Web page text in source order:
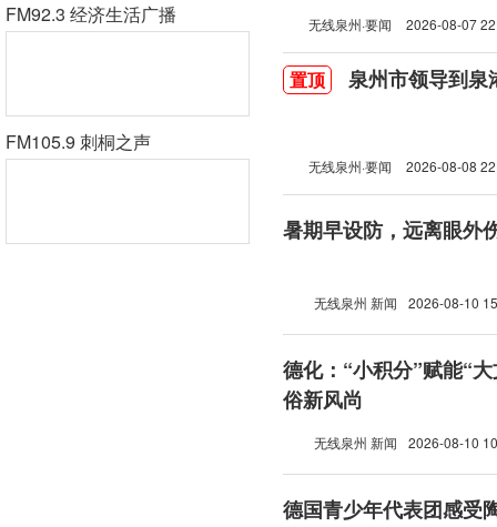
FM92.3 经济生活广播
FM105.9 刺桐之声
无线泉州·要闻 2026-08-07
置顶 泉州市领导到泉
无线泉州·要闻 2026-08-08
暑期早设防，远离眼外
无线泉州 新闻 2026-08-10
德化：“小积分”赋能“
俗新风尚
无线泉州 新闻 2026-08-10
德国青少年代表团感受